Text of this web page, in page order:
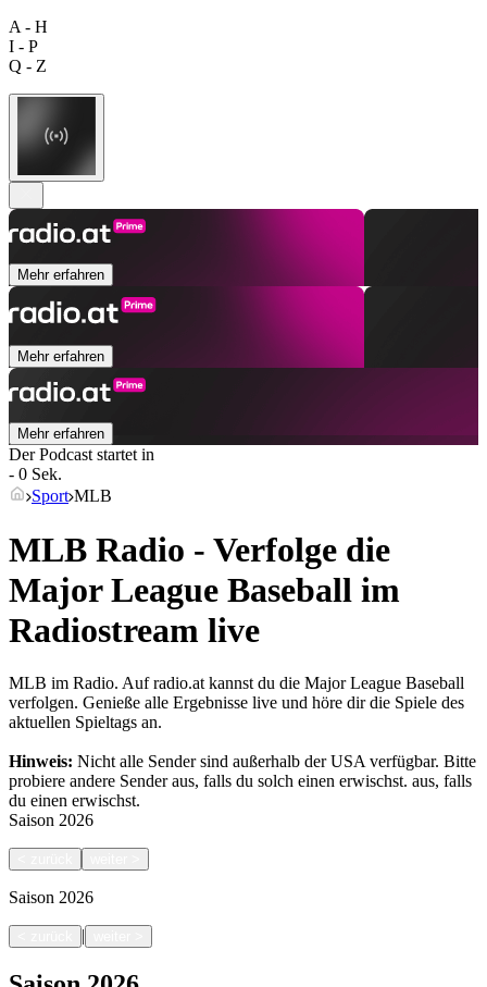
A - H
I - P
Q - Z
Mehr erfahren
Mehr erfahren
Mehr erfahren
Der Podcast startet in
- 0 Sek.
Sport MLB
MLB Radio - Verfolge die
Major League Baseball im
Radiostream live
MLB im Radio. Auf radio.at kannst du die Major League Baseball
verfolgen. Genieße alle Ergebnisse live und höre dir die Spiele des
aktuellen Spieltags an.
Hinweis: Nicht alle Sender sind außerhalb der USA verfügbar. Bitte
probiere andere Sender aus, falls du solch einen erwischst. aus, falls
du einen erwischst.
Saison 2026
Saison 2026
|